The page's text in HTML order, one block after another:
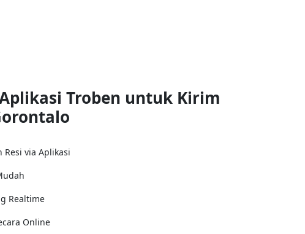
Troben untuk Kirim
Resi via Aplikasi
Realtime
Online